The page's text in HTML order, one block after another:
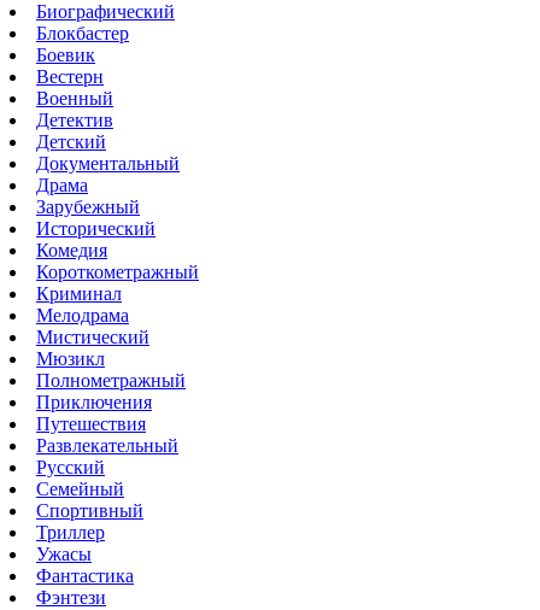
Биографический
Блокбастер
Боевик
Вестерн
Военный
Детектив
Детский
Документальный
Драма
Зарубежный
Исторический
Комедия
Короткометражный
Криминал
Мелодрама
Мистический
Мюзикл
Полнометражный
Приключения
Путешествия
Развлекательный
Русский
Семейный
Спортивный
Триллер
Ужасы
Фантастика
Фэнтези